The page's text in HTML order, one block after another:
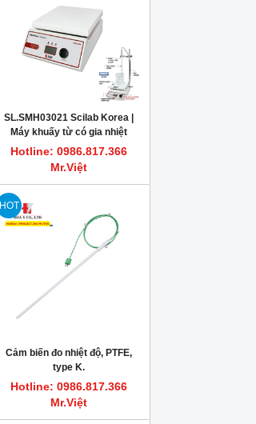
SL.SMH03021 Scilab Korea |
Máy khuấy từ có gia nhiệt
phòng thí nghiệm, SMSH-20D-
set
Hotline: 0986.817.366
Mr.Việt
HOT
Cảm biến đo nhiệt độ, PTFE,
type K.
Hotline: 0986.817.366
Mr.Việt